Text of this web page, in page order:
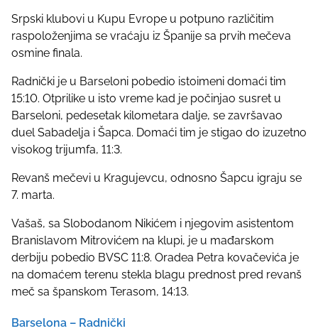
a
r
e
h
i
s
p
o
s
t
n
:
Srpski klubovi u Kupu Evrope u potpuno različitim
raspoloženjima se vraćaju iz Španije sa prvih mečeva
osmine finala.
Radnički je u Barseloni pobedio istoimeni domaći tim
15:10. Otprilike u isto vreme kad je počinjao susret u
Barseloni, pedesetak kilometara dalje, se završavao
duel Sabadelja i Šapca. Domaći tim je stigao do izuzetno
visokog trijumfa, 11:3.
Revanš mečevi u Kragujevcu, odnosno Šapcu igraju se
7. marta.
Vašaš, sa Slobodanom Nikićem i njegovim asistentom
Branislavom Mitrovićem na klupi, je u mađarskom
derbiju pobedio BVSC 11:8. Oradea Petra kovačevića je
na domaćem terenu stekla blagu prednost pred revanš
meč sa španskom Terasom, 14:13.
Barselona – Radnički